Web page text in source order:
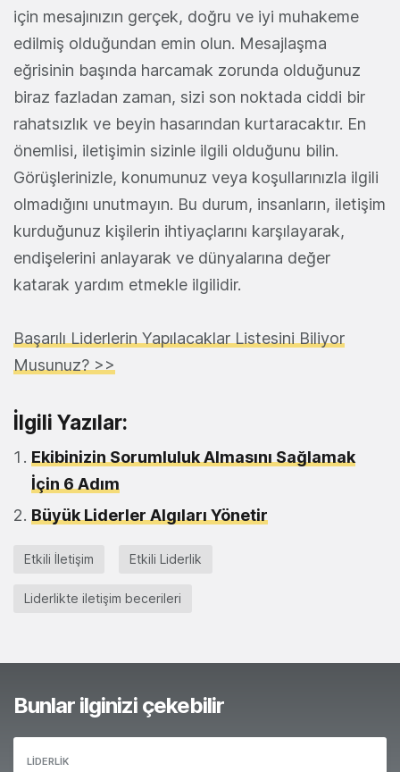
için mesajınızın gerçek, doğru ve iyi muhakeme
edilmiş olduğundan emin olun. Mesajlaşma
eğrisinin başında harcamak zorunda olduğunuz
biraz fazladan zaman, sizi son noktada ciddi bir
rahatsızlık ve beyin hasarından kurtaracaktır. En
önemlisi, iletişimin sizinle ilgili olduğunu bilin.
Görüşlerinizle, konumunuz veya koşullarınızla ilgili
olmadığını unutmayın. Bu durum, insanların, iletişim
kurduğunuz kişilerin ihtiyaçlarını karşılayarak,
endişelerini anlayarak ve dünyalarına değer
katarak yardım etmekle ilgilidir.
Başarılı Liderlerin Yapılacaklar Listesini Biliyor
Musunuz? >>
İlgili Yazılar:
Ekibinizin Sorumluluk Almasını Sağlamak
İçin 6 Adım
Büyük Liderler Algıları Yönetir
Etkili İletişim Etkili Liderlik
Liderlikte iletişim becerileri
Bunlar ilginizi çekebilir
LIDERLIK